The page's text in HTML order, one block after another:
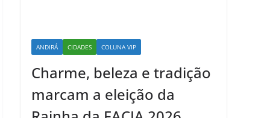
ANDIRÁ CIDADES COLUNA VIP
Charme, beleza e tradição
marcam a eleição da